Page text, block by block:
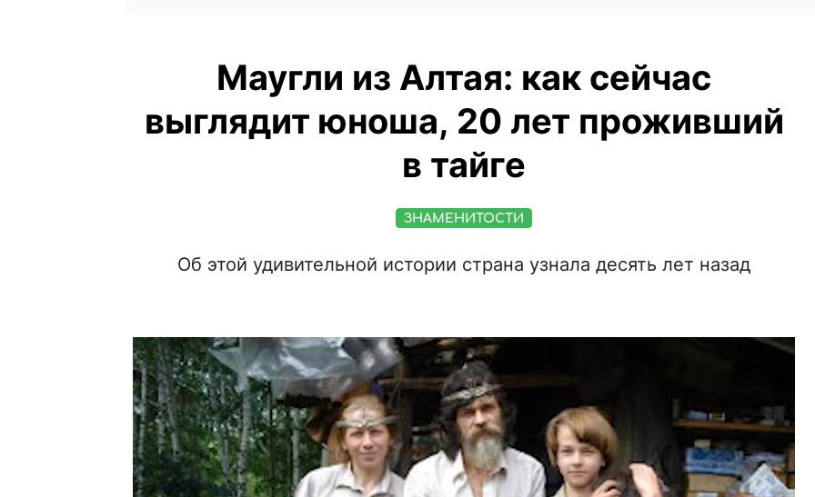
Маугли из Алтая: как сейчас
выглядит юноша, 20 лет проживший
в тайге
ЗНАМЕНИТОСТИ
Об этой удивительной истории страна узнала десять лет назад